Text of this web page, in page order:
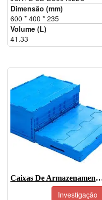
Dimensão (mm)
600 * 400 * 235
Volume (L)
41.33
Caixas De Armazenamento Empilháveis E Dobráveis De
Investigação